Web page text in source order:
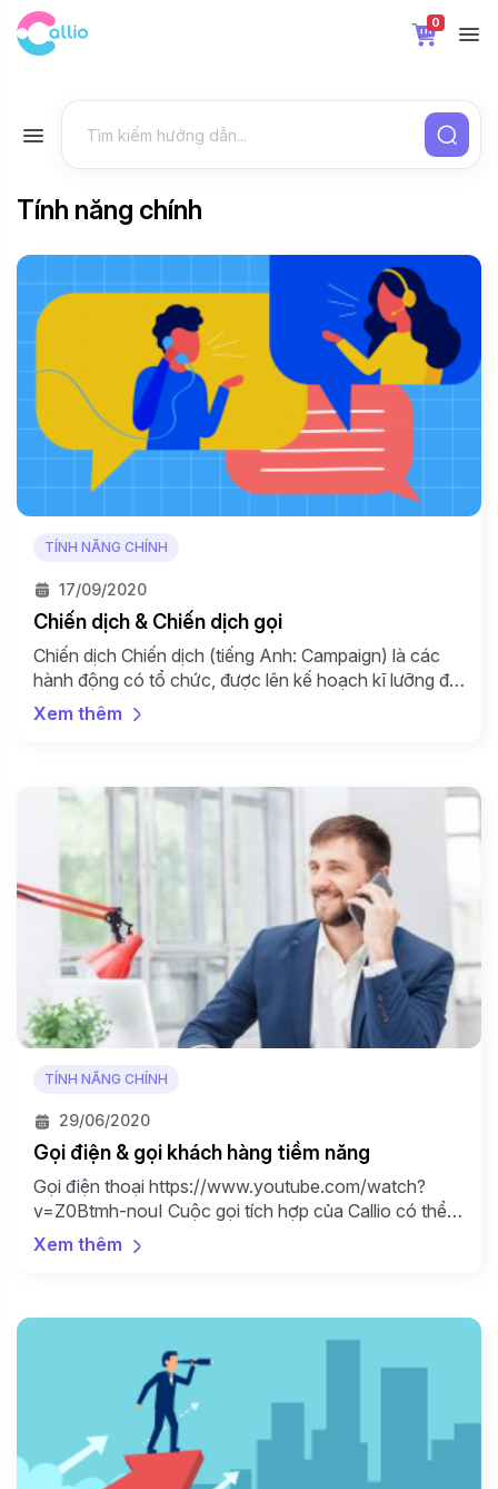
0
Tính năng chính
TÍNH NĂNG CHÍNH
17/09/2020
Chiến dịch & Chiến dịch gọi
Chiến dịch Chiến dịch (tiếng Anh: Campaign) là các
hành động có tổ chức, được lên kế hoạch kĩ lưỡng để
đạt được mục tiêu của doanh nghiệp, quảng bá sản
phẩm theo nhiều phương thức khác nhau. Hiện trên
Xem thêm
TÍNH NĂNG CHÍNH
29/06/2020
Gọi điện & gọi khách hàng tiềm năng
Gọi điện thoại https://www.youtube.com/watch?
v=Z0Btmh-nouI Cuộc gọi tích hợp của Callio có thể
giúp nhóm của bạn đơn giản hóa việc tiếp cận và tăng
tỷ lệ tiếp cận. Bật điện thoại Ngay khi bấm vào nút call
Xem thêm